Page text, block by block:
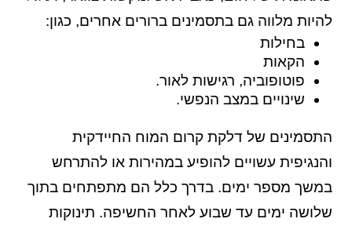
להיות מלווה גם בתסמינים ברורים אחרים, כגון:
בחילות
הקאות
פוטופוביה, רגישות לאור.
שינויים במצב הנפשי.
התסמינים של דלקת קרום המוח החיידקית
והנגיפית עשויים להופיע במהירות או להתרחש
במשך מספר ימים. בדרך כלל הם מתפתחים בתוך
שלושה ימים עד שבוע לאחר החשיפה. תינוקות